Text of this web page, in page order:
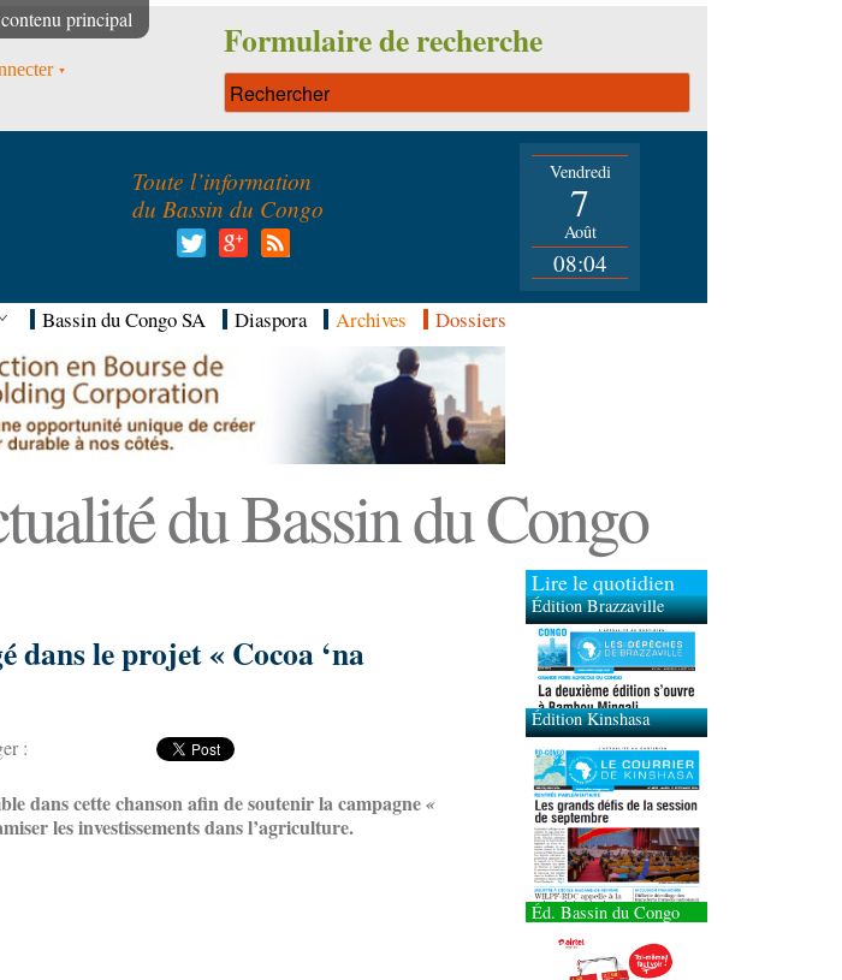
principal Formulaire de recherche
Toute l’information
du Bassin du Congo
Vendredi
7
Août
08:04
Bassin du Congo SA Diaspora Archives Dossiers
du Bassin du Congo
le projet « Cocoa ‘na
:
dans cette chanson afin de soutenir la campagne«
les investissements dans l’agriculture.
Lire le quotidien
Édition Brazzaville
Édition Kinshasa
Éd. Bassin du Congo